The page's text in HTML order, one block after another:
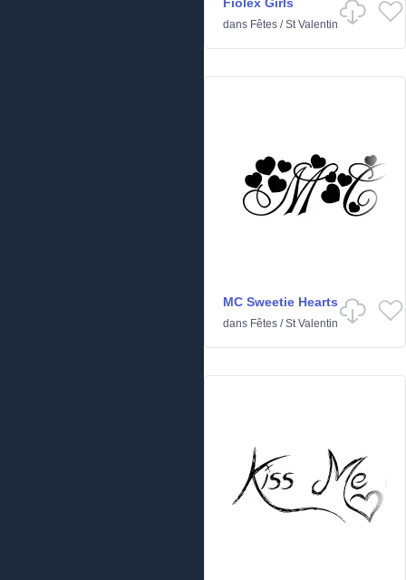
dans Fêtes /St Valentin
MC Sweetie Hearts
dans Fêtes /St Valentin